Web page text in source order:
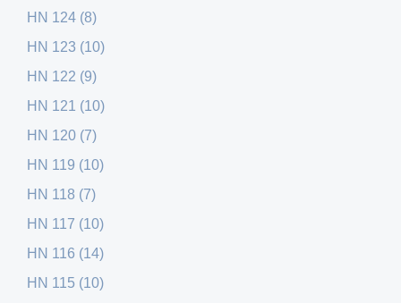
HN 124 (8)
HN 123 (10)
HN 122 (9)
HN 121 (10)
HN 120 (7)
HN 119 (10)
HN 118 (7)
HN 117 (10)
HN 116 (14)
HN 115 (10)